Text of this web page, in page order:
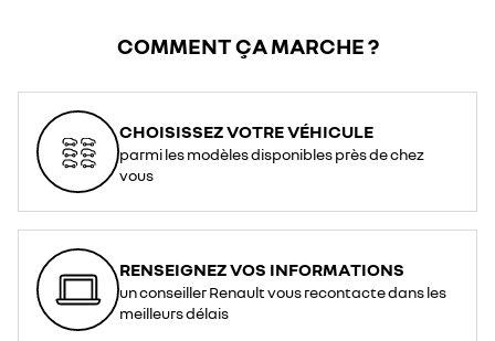
COMMENT ÇA MARCHE ?
CHOISISSEZ VOTRE VÉHICULE
parmi les modèles disponibles près de chez
vous
RENSEIGNEZ VOS INFORMATIONS
un conseiller Renault vous recontacte dans les
meilleurs délais